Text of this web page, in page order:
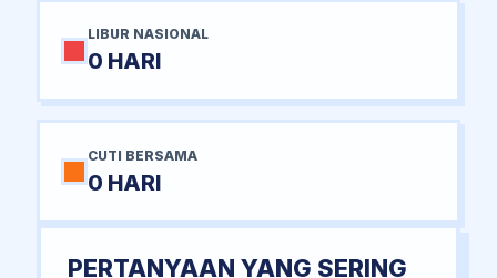
LIBUR NASIONAL
0 HARI
CUTI BERSAMA
0 HARI
PERTANYAAN YANG SERING